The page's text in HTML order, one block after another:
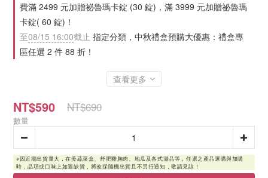
費滿 2499 元加贈祕魯瑪卡錠 (30 錠)，滿 3999 元加贈祕魯瑪
卡錠( 60 錠)！
至08/15 16:00截止 指定分類，中秋禮盒預購大優惠：禮盒專
區任選 2 件 88 折！
查看更多
NT$590 NT$690
數量